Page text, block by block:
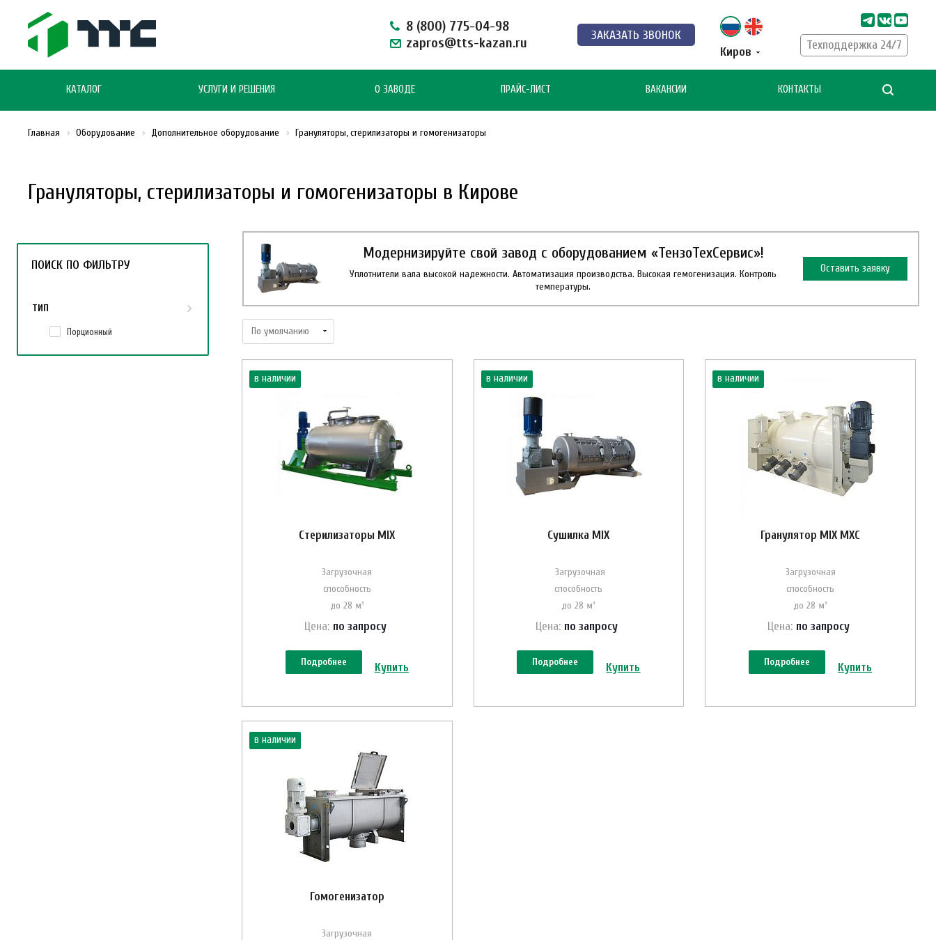
8 (800) 775-04-98
zapros@tts-kazan.ru
ЗАКАЗАТЬ ЗВОНОК
Киров
Техподдержка 24/7
КАТАЛОГ УСЛУГИ И РЕШЕНИЯ О ЗАВОДЕ ПРАЙС-ЛИСТ ВАКАНСИИ КОНТАКТЫ
Грануляторы, стерилизаторы и гомогенизаторы в Кирове
Главная Оборудование Дополнительное оборудование Грануляторы, стерилизаторы и гомогенизаторы
Модернизируйте свой завод с оборудованием «ТензоТехСервис»!
Уплотнители вала высокой надежности. Автоматизация производства. Высокая гемогенизация. Контроль
температуры.
Оставить заявку
в наличии
Стерилизаторы MIX
Загрузочная
способность
до 28 м³
Цена: по запросу
Подробнее Купить
в наличии
Сушилка MIX
Загрузочная
способность
до 28 м³
Цена: по запросу
Подробнее Купить
в наличии
Гранулятор MIX MXC
Загрузочная
способность
до 28 м³
Цена: по запросу
Подробнее Купить
в наличии
Гомогенизатор
Загрузочная
ПОИСК ПО ФИЛЬТРУ
ТИП
Порционный